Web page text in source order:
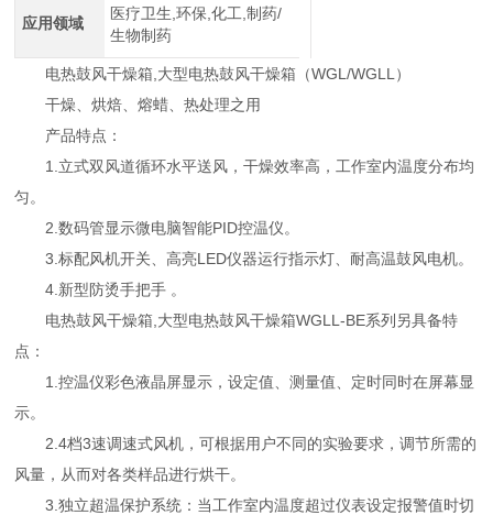
应用领域
医疗卫生,环保,化工,制药/
生物制药
电热鼓风干燥箱,大型电热鼓风干燥箱（WGL/WGLL）
干燥、烘焙、熔蜡、热处理之用
产品特点：
1.立式双风道循环水平送风，干燥效率高，工作室内温度分布均
匀。
2.数码管显示微电脑智能PID控温仪。
3.标配风机开关、高亮LED仪器运行指示灯、耐高温鼓风电机。
4.新型防烫手把手 。
电热鼓风干燥箱,大型电热鼓风干燥箱WGLL-BE系列另具备特
点：
1.控温仪彩色液晶屏显示，设定值、测量值、定时同时在屏幕显
示。
2.4档3速调速式风机，可根据用户不同的实验要求，调节所需的
风量，从而对各类样品进行烘干。
3.独立超温保护系统：当工作室内温度超过仪表设定报警值时切